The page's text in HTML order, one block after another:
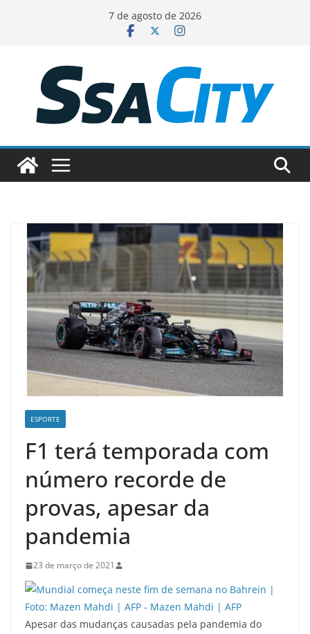
conteúdo
7 de agosto de 2026
ESPORTE
F1 terá temporada com
número recorde de
provas, apesar da
pandemia
23 de março de 2021
Apesar das mudanças causadas pela pandemia do